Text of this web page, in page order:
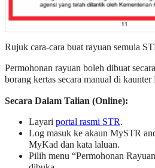
Rujuk cara-cara buat rayuan semula
Permohonan rayuan boleh dibuat
borang kertas secara manual di
Secara Dalam Talian (Online):
Layari portal rasmi STR.
Log masuk ke akaun MySTR
MyKad dan kata laluan.
Pilih menu “Permohonan